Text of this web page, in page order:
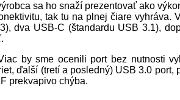
sa ho snaží prezentovať ako
tak tu na plnej čiare vyhráva.
dva USB-C (štandardu USB 3.1),
by sme ocenili port bez nutnosti
ďalší (tretí a posledný) USB 3.0
prekvapivo chýba.